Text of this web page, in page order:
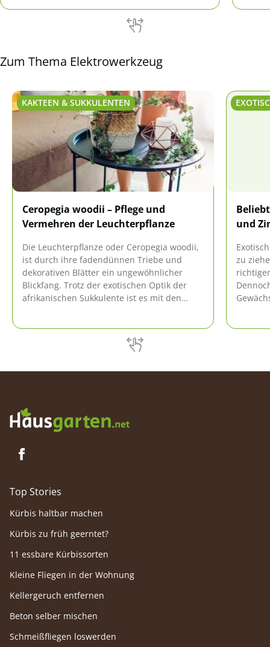
Zum Thema Elektrowerkzeug
KAKTEEN & SUKKULENTEN
Ceropegia woodii – Pflege und
Vermehren der Leuchterpflanze
Die Leuchterpflanze oder Ceropegia woodii,
ist durch ihre fadendünnen Triebe und
dekorativen Blätter ein ungewöhnlicher
Blickfang. Trotz der exotischen Optik der
afrikanischen Sukkulente ist es mit den
Auch ganz ohne grünen Daumen.
und
zu
Top Stories
Kürbis haltbar machen
Kürbis zu früh geerntet?
11 essbare Kürbissorten
Kleine Fliegen in der Wohnung
Kellergeruch entfernen
Beton selber mischen
Schmeißfliegen loswerden